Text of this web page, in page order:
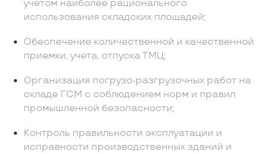
учетом наиболее рационального
использования складских площадей;
Обеспечение количественной и качественной
приемки, учета, отпуска ТМЦ;
Организация погрузо-разгрузочных работ на
складе ГСМ с соблюдением норм и правил
промышленной безопасности;
Контроль правильности эксплуатации и
исправности производственных зданий и